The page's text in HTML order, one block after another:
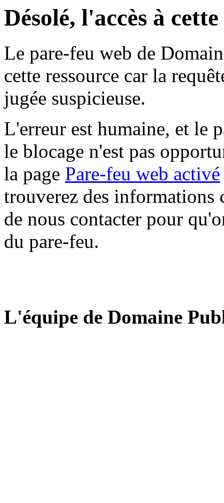
Désolé, l'accès à
Le pare-feu web de
cette ressource car la
jugée suspicieuse.
L'erreur est humaine, et le
le blocage n'est pas
la page Pare-feu web activé
trouverez des informations
de nous contacter pour
du pare-feu.
L'équipe de Domaine